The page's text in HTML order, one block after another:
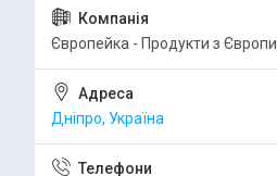
Європейка - Продукти з Європи
Дніпро, Україна